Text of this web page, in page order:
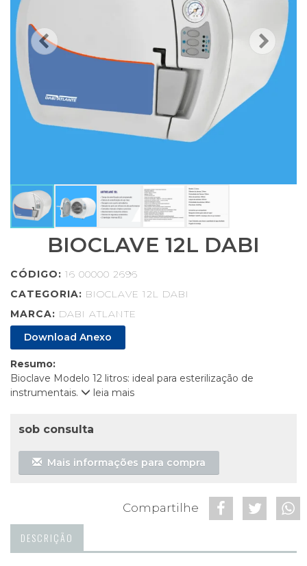
BIOCLAVE 12L DABI
CÓDIGO: 16 00000 2696
CATEGORIA: BIOCLAVE 12L DABI
MARCA: DABI ATLANTE
Download Anexo
Resumo:
Bioclave Modelo 12 litros: ideal para esterilização de
instrumentais.
leia mais
sob consulta
Mais informações para compra
Compartilhe
DESCRIÇÃO